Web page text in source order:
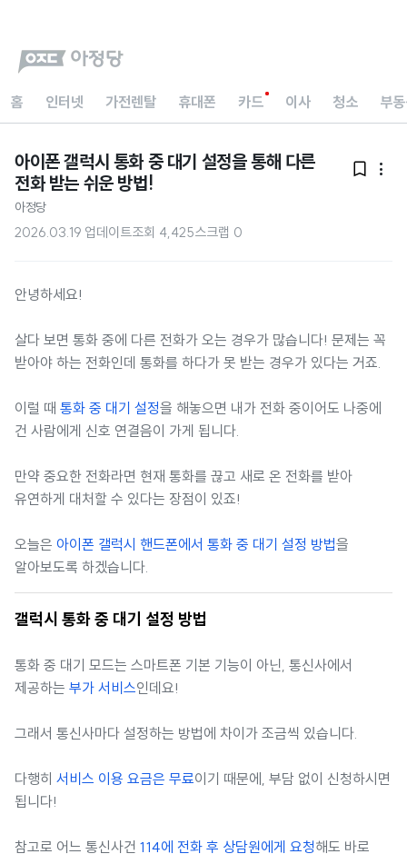
홈 인터넷 가전렌탈 휴대폰 카드 이사 청소 부
아이폰 갤럭시 통화 중 대기 설정을 통해 다른
전화 받는 쉬운 방법!
 
아정당
2026.03.19 업데이트조회 4,425스크랩 0
안녕하세요!
살다 보면 통화 중에 다른 전화가 오는 경우가 많습니다! 문제는 꼭
받아야 하는 전화인데 통화를 하다가 못 받는 경우가 있다는 거죠.
이럴 때 통화 중 대기 설정을 해놓으면 내가 전화 중이어도 나중에
건 사람에게 신호 연결음이 가게 됩니다.
만약 중요한 전화라면 현재 통화를 끊고 새로 온 전화를 받아
유연하게 대처할 수 있다는 장점이 있죠!
오늘은 아이폰 갤럭시 핸드폰에서 통화 중 대기 설정 방법을
알아보도록 하겠습니다.
갤럭시 통화 중 대기 설정 방법
통화 중 대기 모드는 스마트폰 기본 기능이 아닌, 통신사에서
제공하는 부가 서비스인데요!
그래서 통신사마다 설정하는 방법에 차이가 조금씩 있습니다.
다행히 서비스 이용 요금은 무료이기 때문에, 부담 없이 신청하시면
됩니다!
참고로 어느 통신사건 114에 전화 후 상담원에게 요청해도 바로